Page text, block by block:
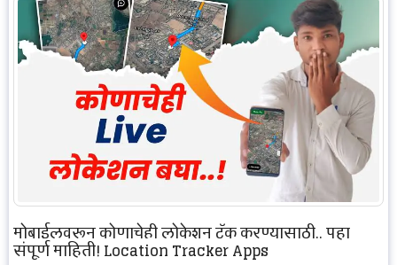
मोबाईलवरून कोणाचेही लोकेशन ट्रॅक करण्यासाठी.. पहा
संपूर्ण माहिती! Location Tracker Apps